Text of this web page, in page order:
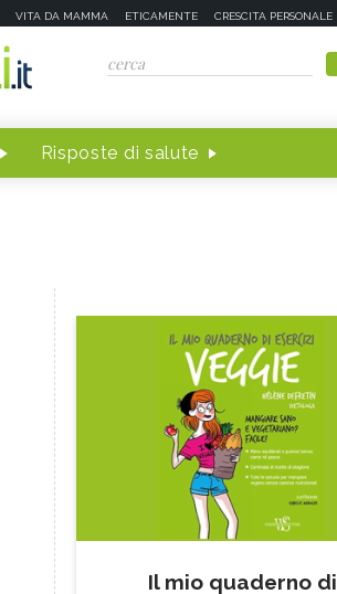
VITA DA MAMMA ETICAMENTE CRESCITA PERSONALE
Risposte di salute
Il mio quaderno di